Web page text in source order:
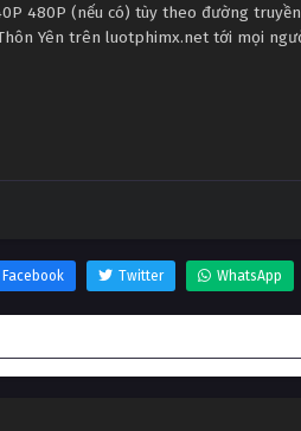
480P (nếu có) tùy theo đường
Yên trên luotphimx.net tới mọi
Facebook Twitter WhatsApp